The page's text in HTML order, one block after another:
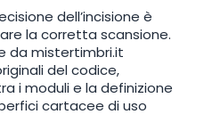
dell’incisione è
la corretta scansione.
da mistertimbri.it
del codice,
i moduli e la definizione
cartacee di uso